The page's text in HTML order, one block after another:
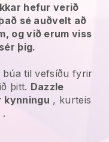
hefur verið
sé auðvelt að
og við erum viss
þig.
búa til vefsíðu fyrir
þitt. Dazzle
kynningu , kurteis
.